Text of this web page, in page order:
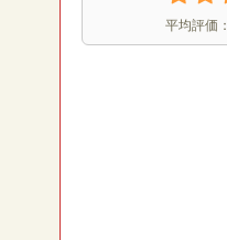
平均評価：